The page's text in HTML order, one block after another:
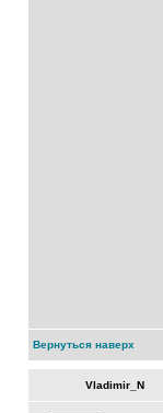
Вернуться наверх
Vladimir_N